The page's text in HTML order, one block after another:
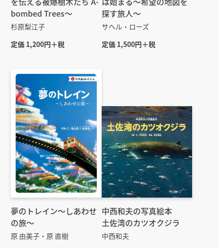
bombed Trees〜
杉原梨江子
定価 1,200円＋税
探す旅人～
サヘル・ローズ
定価 1,500円＋税
夢のトレイン～しあわせ
の旅～
原 由美子・原 直樹
中西和夫の写真絵本
土佐湾のカツオクジラ
中西和夫